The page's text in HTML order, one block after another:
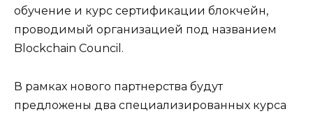
обучение и курс сертификации блокчейн,
проводимый организацией под названием
Blockchain Council.
В рамках нового партнерства будут
предложены два специализированных курса